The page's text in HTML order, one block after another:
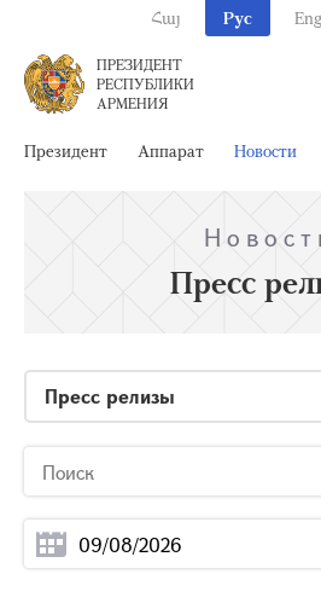
Հայ Рус Eng
ПРЕЗИДЕНТ
РЕСПУБЛИКИ
АРМЕНИЯ
Президент Аппарат Новости
Пресс
Пресс релизы